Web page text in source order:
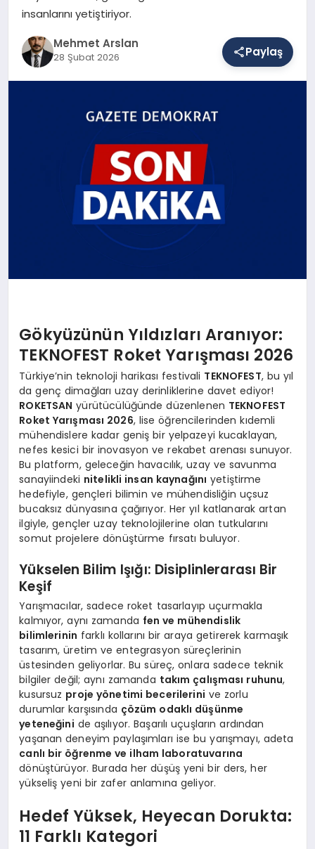
YAŞAM
insanlarını yetiştiriyor.
Mehmet Arslan
28 Şubat 2026 Paylaş
Gökyüzünün Yıldızları Aranıyor:
TEKNOFEST Roket Yarışması 2026
Türkiye’nin teknoloji harikası festivali TEKNOFEST, bu yıl
da genç dimağları uzay derinliklerine davet ediyor!
ROKETSAN yürütücülüğünde düzenlenen TEKNOFEST
Roket Yarışması 2026, lise öğrencilerinden kıdemli
mühendislere kadar geniş bir yelpazeyi kucaklayan,
nefes kesici bir inovasyon ve rekabet arenası sunuyor.
Bu platform, geleceğin havacılık, uzay ve savunma
sanayiindeki nitelikli insan kaynağını yetiştirme
hedefiyle, gençleri bilimin ve mühendisliğin uçsuz
bucaksız dünyasına çağırıyor. Her yıl katlanarak artan
ilgiyle, gençler uzay teknolojilerine olan tutkularını
somut projelere dönüştürme fırsatı buluyor.
Yükselen Bilim Işığı: Disiplinlerarası Bir
Keşif
Yarışmacılar, sadece roket tasarlayıp uçurmakla
kalmıyor, aynı zamanda fen ve mühendislik
bilimlerinin farklı kollarını bir araya getirerek karmaşık
tasarım, üretim ve entegrasyon süreçlerinin
üstesinden geliyorlar. Bu süreç, onlara sadece teknik
bilgiler değil; aynı zamanda takım çalışması ruhunu,
kusursuz proje yönetimi becerilerini ve zorlu
durumlar karşısında çözüm odaklı düşünme
yeteneğini de aşılıyor. Başarılı uçuşların ardından
yaşanan deneyim paylaşımları ise bu yarışmayı, adeta
canlı bir öğrenme ve ilham laboratuvarına
dönüştürüyor. Burada her düşüş yeni bir ders, her
yükseliş yeni bir zafer anlamına geliyor.
Hedef Yüksek, Heyecan Dorukta:
11 Farklı Kategori